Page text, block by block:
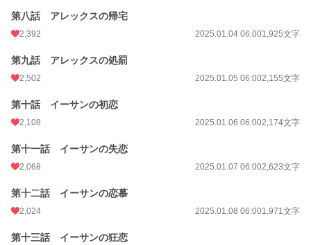
第八話 アレックスの帰宅
2,392 2025.01.04 06:001,925文字
第九話 アレックスの処罰
2,502 2025.01.05 06:002,155文字
第十話 イーサンの初恋
2,108 2025.01.06 06:002,174文字
第十一話 イーサンの失恋
2,068 2025.01.07 06:002,623文字
第十二話 イーサンの恋慕
2,024 2025.01.08 06:001,971文字
第十三話 イーサンの狂恋